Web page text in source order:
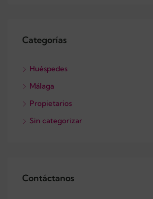
Categorías
Huéspedes
Málaga
Propietarios
Sin categorizar
Contáctanos